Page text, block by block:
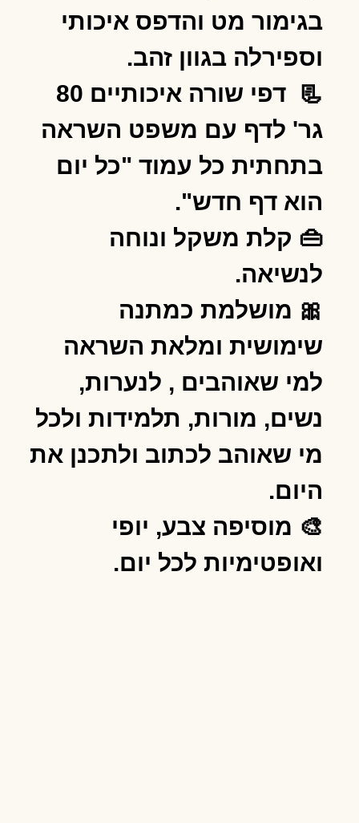
בגימור מט והדפס איכותי
וספירלה בגוון זהב.
📃 דפי שורה איכותיים 80
גר' לדף עם משפט השראה
בתחתית כל עמוד "כל יום
הוא דף חדש".
👜 קלת משקל ונוחה
לנשיאה.
🎀 מושלמת כמתנה
שימושית ומלאת השראה
למי שאוהבים , לנערות,
נשים, מורות, תלמידות ולכל
מי שאוהב לכתוב ולתכנן את
היום.
🎨 מוסיפה צבע, יופי
ואופטימיות לכל יום.